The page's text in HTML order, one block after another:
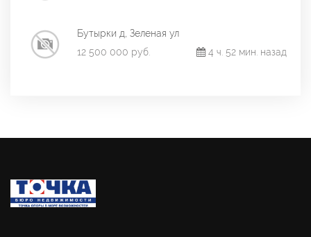
Бутырки д, Зеленая ул
12 500 000 руб.
4 ч. 52 мин. назад